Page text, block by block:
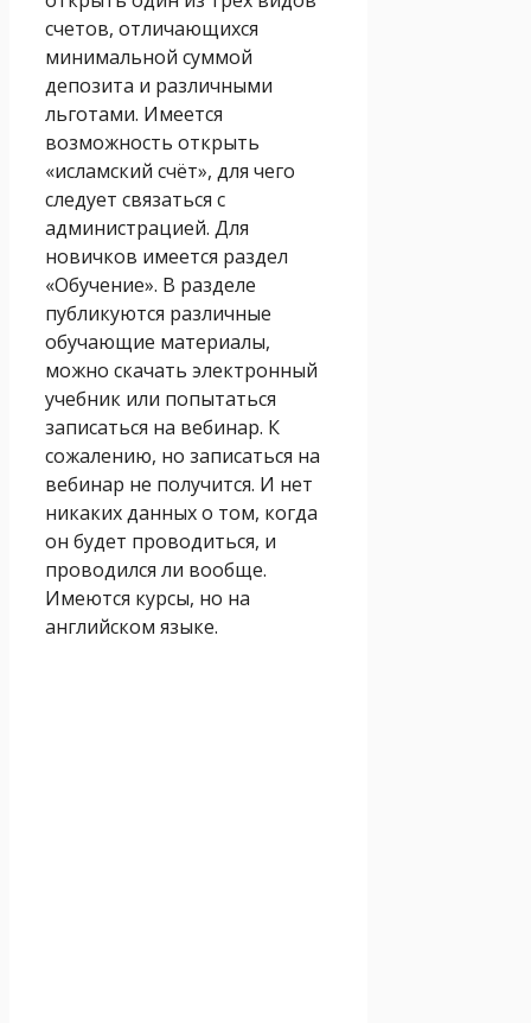
счетов, отличающихся
минимальной суммой
депозита и различными
льготами. Имеется
возможность открыть
«исламский счёт», для чего
следует связаться с
администрацией. Для
новичков имеется раздел
«Обучение». В разделе
публикуются различные
обучающие материалы,
можно скачать электронный
учебник или попытаться
записаться на вебинар. К
сожалению, но записаться на
вебинар не получится. И нет
никаких данных о том, когда
он будет проводиться, и
проводился ли вообще.
Имеются курсы, но на
английском языке.